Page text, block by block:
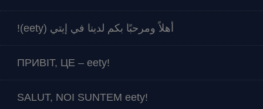
أهلاً ومرحبًا بكم لدينا في إيتي (eety)!
ПРИВІТ, ЦЕ – eety!
SALUT, NOI SUNTEM eety!